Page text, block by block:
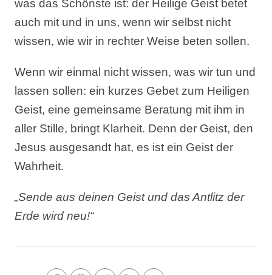
was das Schönste ist: der Heilige Geist betet
auch mit und in uns, wenn wir selbst nicht
wissen, wie wir in rechter Weise beten sollen.
Wenn wir einmal nicht wissen, was wir tun und
lassen sollen: ein kurzes Gebet zum Heiligen
Geist, eine gemeinsame Beratung mit ihm in
aller Stille, bringt Klarheit. Denn der Geist, den
Jesus ausgesandt hat, es ist ein Geist der
Wahrheit.
„Sende aus deinen Geist und das Antlitz der
Erde wird neu!“